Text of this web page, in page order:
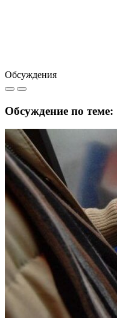
Обсуждения
Обсуждение по теме: